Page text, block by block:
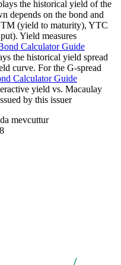
the historical yield of the
depends on the bond and
(yield to maturity), YTC
Yield measures
Calculator Guide
the historical yield spread
curve. For the G-spread
Calculator Guide
yield vs. Macaulay
by this issuer
mevcuttur